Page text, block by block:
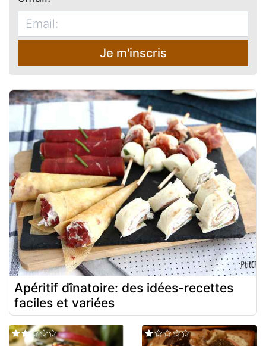
Je m'inscris
Apéritif dînatoire: des idées-recettes
faciles et variées